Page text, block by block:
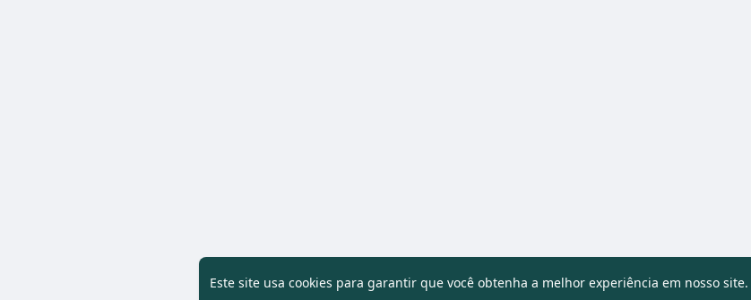
Este site usa cookies para garantir que você obtenha a melhor experiência em nosso site.